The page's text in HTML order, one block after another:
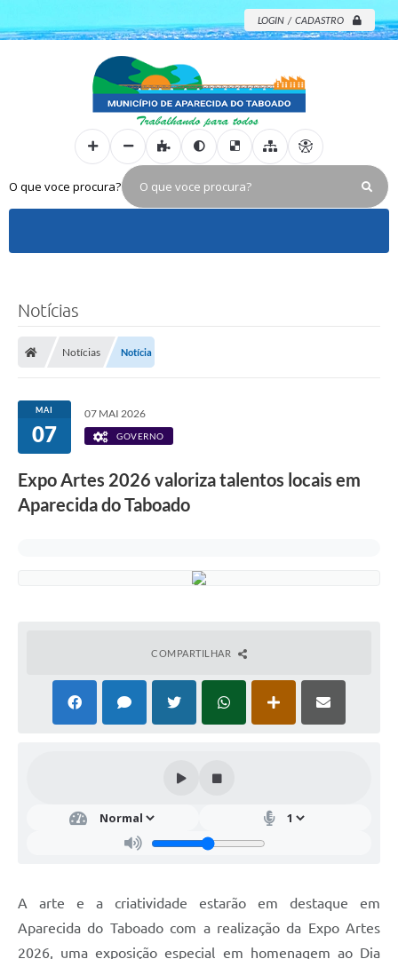
LOGIN / CADASTRO
O que voce procura?
Notícias
Notícias Notícia
MAI
07
07 MAI 2026
GOVERNO
Expo Artes 2026 valoriza talentos locais em
Aparecida do Taboado
COMPARTILHAR
A arte e a criatividade estarão em destaque em
Aparecida do Taboado com a realização da Expo Artes
2026, uma exposição especial em homenagem ao Dia